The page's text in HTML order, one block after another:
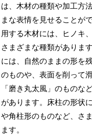
は、木材の種類や加工方
まな表情を見せることが
用する木材には、ヒノキ
さまざまな種類がありま
には、自然のままの形を
のものや、表面を削って
「磨き丸太風」のものな
があります。床柱の形状
や角柱形のものなど、さ
ます。